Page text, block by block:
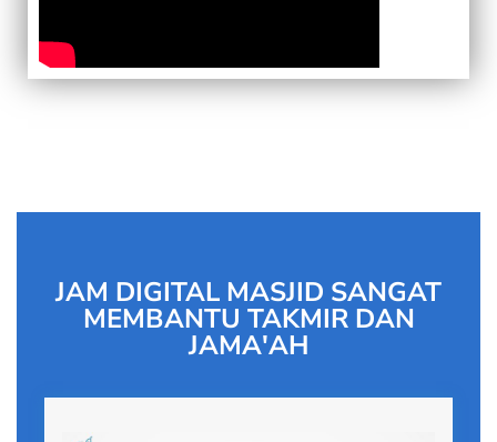
JAM DIGITAL MASJID SANGAT
MEMBANTU TAKMIR DAN
JAMA'AH